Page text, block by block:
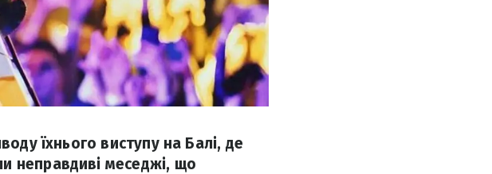
їхнього виступу на Балі, де
неправдиві меседжі, що